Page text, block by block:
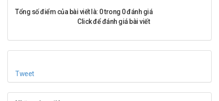
Tổng số điểm của bài viết là: 0 trong 0 đánh giá
Click để đánh giá bài viết
Tweet